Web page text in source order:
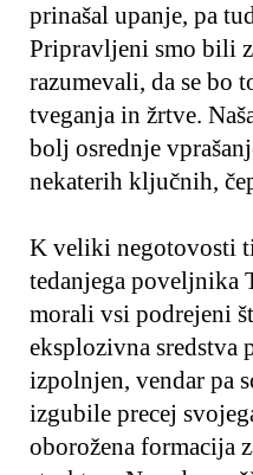
prinašal upanje, pa
Pripravljeni smo bili
razumevali, da se bo
tveganja in žrtve.
bolj osrednje
nekaterih ključnih,
K veliki negotovosti
tedanjega poveljnika
morali vsi podrejeni
eksplozivna
izpolnjen, vendar pa
izgubile precej
oborožena formacija